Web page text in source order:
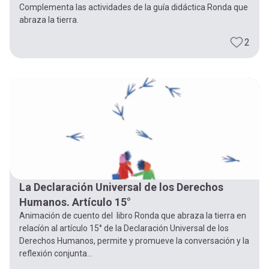
Complementa las actividades de la guía didáctica Ronda que
abraza la tierra.
2
La Declaración Universal de los Derechos
Humanos. Artículo 15°
Animación de cuento del libro Ronda que abraza la tierra en
relacíón al artículo 15° de la Declaración Universal de los
Derechos Humanos, permite y promueve la conversación y la
reflexión conjunta...